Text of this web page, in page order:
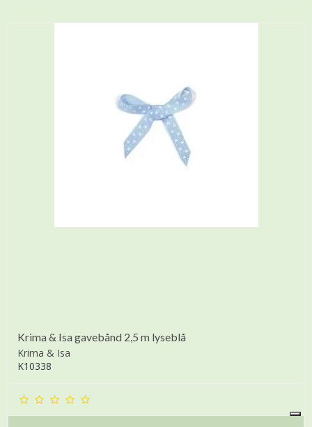
Krima & Isa gavebånd 2,5 m lyseblå
Krima & Isa
K10338